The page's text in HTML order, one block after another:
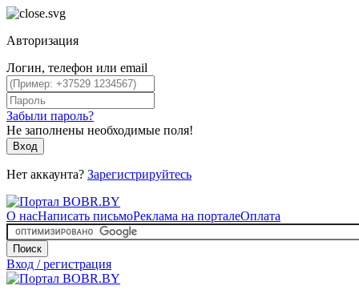
Авторизация
Логин, телефон или email
Забыли пароль?
Не заполнены необходимые поля!
Вход
Нет аккаунта? Зарегистрируйтесь
О насНаписать письмоРеклама на порталеОплата
Поиск
Вход / регистрация